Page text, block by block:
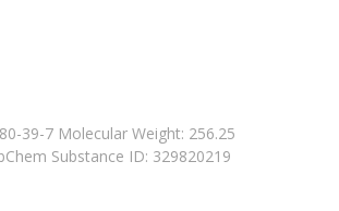
39-7 Molecular Weight: 256.25
Substance ID: 329820219